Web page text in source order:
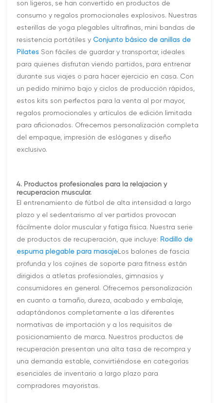
son ligeros, se han convertido en productos de
consumo y regalos promocionales explosivos. Nuestras
esterillas de yoga plegables ultrafinas, mini bandas de
resistencia portátiles y Conjunto básico de anillas de
Pilates Son fáciles de guardar y transportar, ideales
para quienes disfrutan viendo partidos, para entrenar
durante sus viajes o para hacer ejercicio en casa. Con
un pedido mínimo bajo y ciclos de producción rápidos,
estos kits son perfectos para la venta al por mayor,
regalos promocionales y artículos de edición limitada
para aficionados. Ofrecemos personalización completa
del empaque, impresión de eslóganes y diseño
exclusivo.
4. Productos profesionales para la relajación y
recuperación muscular.
El entrenamiento de fútbol de alta intensidad a largo
plazo y el sedentarismo al ver partidos provocan
fácilmente dolor muscular y fatiga física. Nuestra serie
de productos de recuperación, que incluye: Rodillo de
espuma plegable para masaje Los balones de fascia
profunda y los cojines de soporte para fitness están
dirigidos a atletas profesionales, gimnasios y
consumidores en general. Ofrecemos personalización
en cuanto a tamaño, dureza, acabado y embalaje,
adaptándonos completamente a las diferentes
normativas de importación y a los requisitos de
posicionamiento de marca. Nuestros productos de
recuperación presentan una alta tasa de recompra y
una demanda estable, convirtiéndose en categorías
esenciales de inventario a largo plazo para
compradores mayoristas.